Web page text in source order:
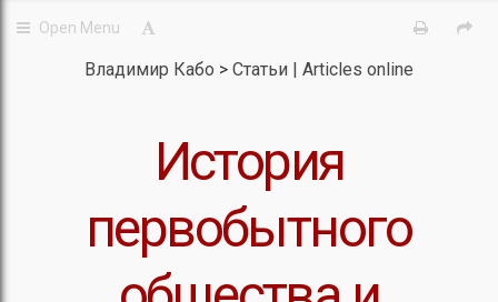
Владимир Кабо Статьи | Articles online
История
первобытного